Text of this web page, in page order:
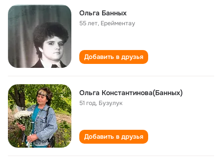
Ольга Банных
55 лет, Ерейментау
Добавить в друзья
Ольга Константинова(Банных)
51 год, Бузулук
Добавить в друзья